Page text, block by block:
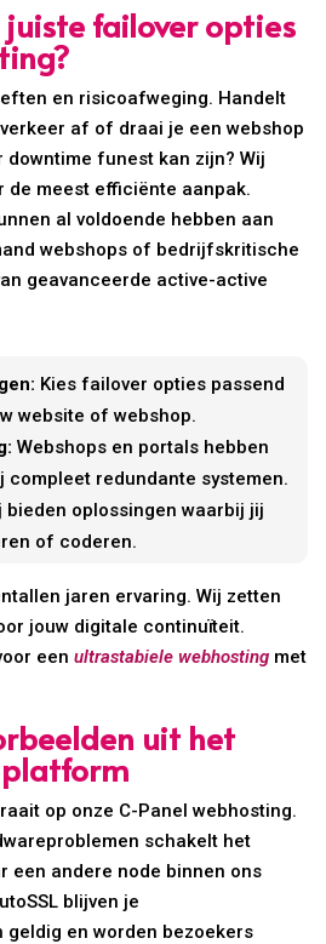
juiste failover opties
en risicoafweging. Handelt
af of draai je een webshop
funest kan zijn? Wij
de meest efficiënte aanpak.
al voldoende hebben aan
webshops of bedrijfskritische
geavanceerde active-active
Kies failover opties passend
website of webshop.
Webshops en portals hebben
compleet redundante systemen.
bieden oplossingen waarbij jij
of coderen.
jaren ervaring. Wij zetten
jouw digitale continuïteit.
eenultrastabiele webhosting met
uit het
platform
op onze C-Panel webhosting.
schakelt het
een andere node binnen ons
blijven je
en worden bezoekers